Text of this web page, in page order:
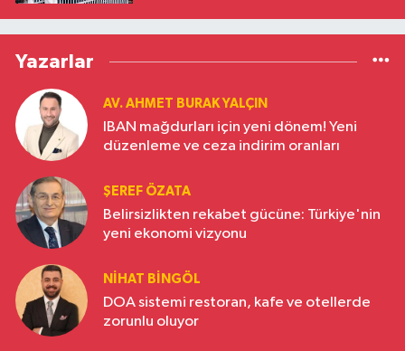
Yazarlar
AV. AHMET BURAK YALÇIN
IBAN mağdurları için yeni dönem! Yeni
düzenleme ve ceza indirim oranları
ŞEREF ÖZATA
Belirsizlikten rekabet gücüne: Türkiye'nin
yeni ekonomi vizyonu
NIHAT BINGÖL
DOA sistemi restoran, kafe ve otellerde
zorunlu oluyor